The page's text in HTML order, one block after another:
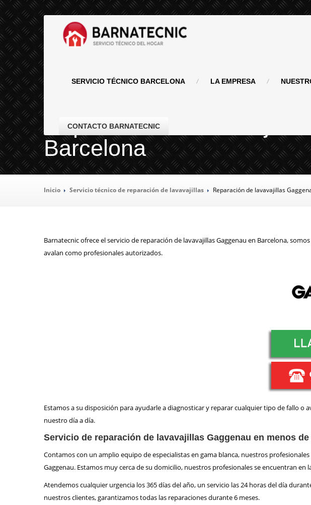
SERVICIO TÉCNICO BARCELONA LAEMPRESA
CONTACTO BARNATECNIC
Reparación de
Barcelona
Inicio Serviciotécnico de reparación de lavavajillas Reparaciónde lavavajillas
Barnatecnic ofrece el servicio de reparación de lavavajillas Gaggenau en Barcelona,
avalan como profesionales autorizados.
Estamos a su disposición para ayudarle a diagnosticar y reparar cualquier tipo de fallo
nuestro día a día.
Servicio de reparación de lavavajillas Gaggenau en menos
Contamos con un amplio equipo de especialistas en gama blanca, nuestros
Gaggenau. Estamos muy cerca de su domicilio, nuestros profesionales se encuentran
Atendemos cualquier urgencia los 365 días del año, un servicio las 24 horas del día
nuestros clientes, garantizamos todas las reparaciones durante 6 meses.